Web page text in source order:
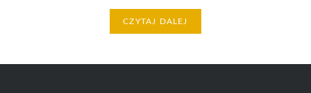
CZYTAJ DALEJ